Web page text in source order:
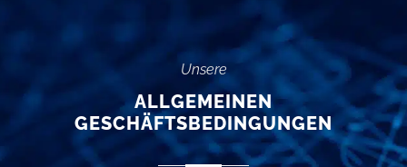
Unsere
ALLGEMEINEN
GESCHÄFTSBEDINGUNGEN